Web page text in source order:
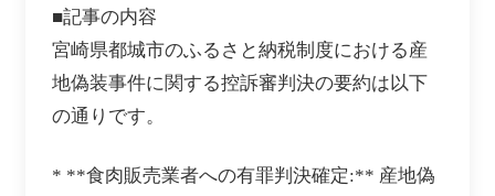
■記事の内容
宮崎県都城市のふるさと納税制度における産
地偽装事件に関する控訴審判決の要約は以下
の通りです。
* **食肉販売業者への有罪判決確定:** 産地偽